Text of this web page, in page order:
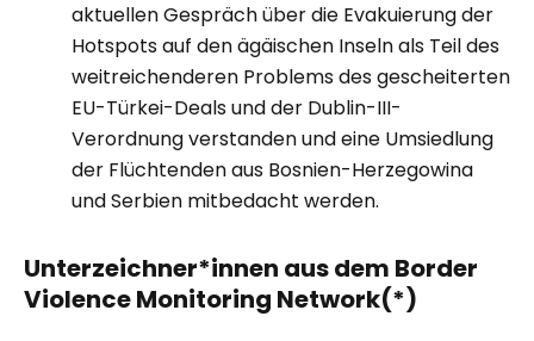
aktuellen Gespräch über die Evakuierung der
Hotspots auf den ägäischen Inseln als Teil des
weitreichenderen Problems des gescheiterten
EU-Türkei-Deals und der Dublin-III-
Verordnung verstanden und eine Umsiedlung
der Flüchtenden aus Bosnien-Herzegowina
und Serbien mitbedacht werden.
Unterzeichner*innen aus dem Border
Violence Monitoring Network(*)